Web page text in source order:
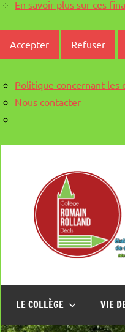
En savoir plus sur ces
Accepter Refuser
Politique concernant les
Nous contacter
LE COLLÈGE VIE